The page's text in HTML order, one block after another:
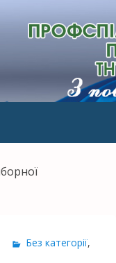
ІМ.
Без категорії,